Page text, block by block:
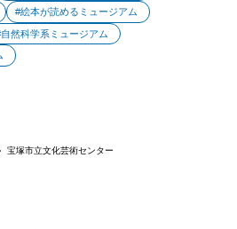
絵本が読めるミュージアム
自然科学系ミュージアム
宝塚市立文化芸術センター